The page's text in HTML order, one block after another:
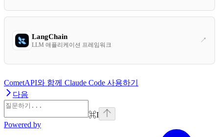
LangChain
LLM 애플리케이션 프레임워크
CometAPI와 함께 Claude Code 사용하기
다음
⌘I
Powered by